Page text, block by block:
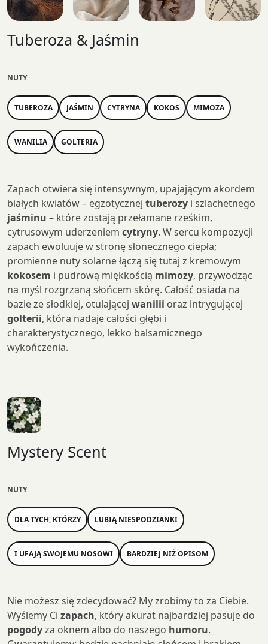
Tuberoza & Jaśmin
NUTY
TUBEROZA JAŚMIN CYTRYNA KOKOS MIMOZA
WANILIA GOLTERIA
Zapach otwiera się intensywnym, upajającym akordem
białych kwiatów – egzotycznej tuberozy i szlachetnego
jaśminu – które zostają przełamane rześkim,
cytrusowym uderzeniem cytryny. W sercu kompozycji
zapach ewoluuje w stronę słonecznego ciepła;
promienne nuty solarne łączą się tutaj z kremowym
kokosem i pudrową miękkością mimozy, przywodząc
na myśl rozgrzaną słońcem skórę. Całość osiada na
bazie ze słodkiej, otulającej wanilii oraz intrygującej
golterii, która nadaje całości głębi i
charakterystycznego, lekko balsamicznego
wykończenia.
Mystery Scent
NUTY
DLA TYCH, KTÓRZY LUBIĄ NIESPODZIANKI
I UFAJĄ SWOJEMU NOSOWI BARDZIEJ NIŻ OPISOM
Nie możesz się zdecydować? My zrobimy to za Ciebie.
Wyślemy Ci zapach, który akurat najbardziej pasuje do
pogodyza oknem albo do naszego humoru.